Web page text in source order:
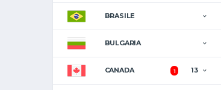
BRASILE
BULGARIA
CANADA 1 13